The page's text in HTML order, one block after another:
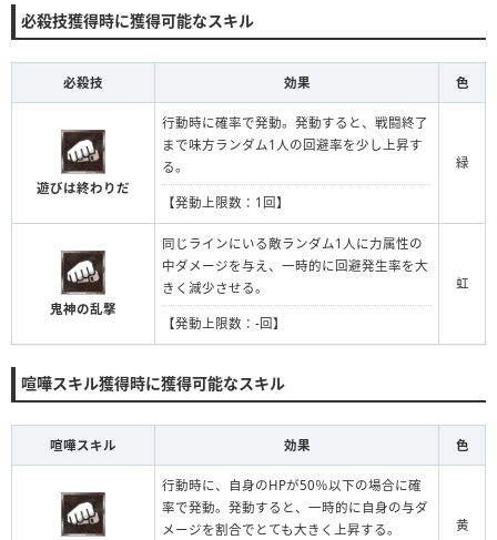
必殺技獲得時に獲得可能なスキル
必殺技 効果 色
遊びは終わりだ
行動時に確率で発動。発動すると、戦闘終了
まで味方ランダム1人の回避率を少し上昇す
る。
【発動上限数：1回】
緑
鬼神の乱撃
同じラインにいる敵ランダム1人に力属性の
中ダメージを与え、一時的に回避発生率を大
きく減少させる。
【発動上限数：-回】
虹
喧嘩スキル獲得時に獲得可能なスキル
喧嘩スキル 効果 色
行動時に、自身のHPが50％以下の場合に確
率で発動。発動すると、一時的に自身の与ダ
メージを割合でとても大きく上昇する。
黄